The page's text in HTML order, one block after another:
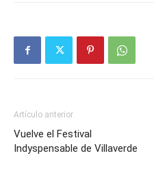
Artículo anterior
Vuelve el Festival
Indyspensable de Villaverde